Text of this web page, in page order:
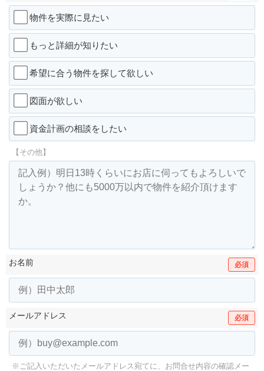
物件を実際に見たい
もっと詳細が知りたい
希望に合う物件を探して欲しい
図面が欲しい
資金計画の相談をしたい
【その他】
お名前 必須
メールアドレス 必須
※ご記入いただいたメールアドレス宛てに、お問合せ内容の確認メー